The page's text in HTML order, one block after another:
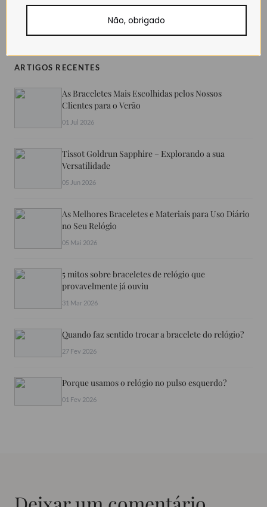
ARTIGOS RECENTES
As Braceletes Mais Escolhidas pelos Nossos
Clientes para o Verão
01 Jul 2026
Tissot Goldrun Sapphire – Explorando a sua
Versatilidade
05 Jun 2026
As Melhores Braceletes e Materiais para Uso Diário
no Seu Relógio
05 Mai 2026
5 mitos sobre braceletes de relógio que
provavelmente já ouviu
31 Mar 2026
Quando faz sentido trocar a bracelete do relógio?
27 Fev 2026
Porque usamos o relógio no pulso esquerdo?
01 Fev 2026
Não, obrigado